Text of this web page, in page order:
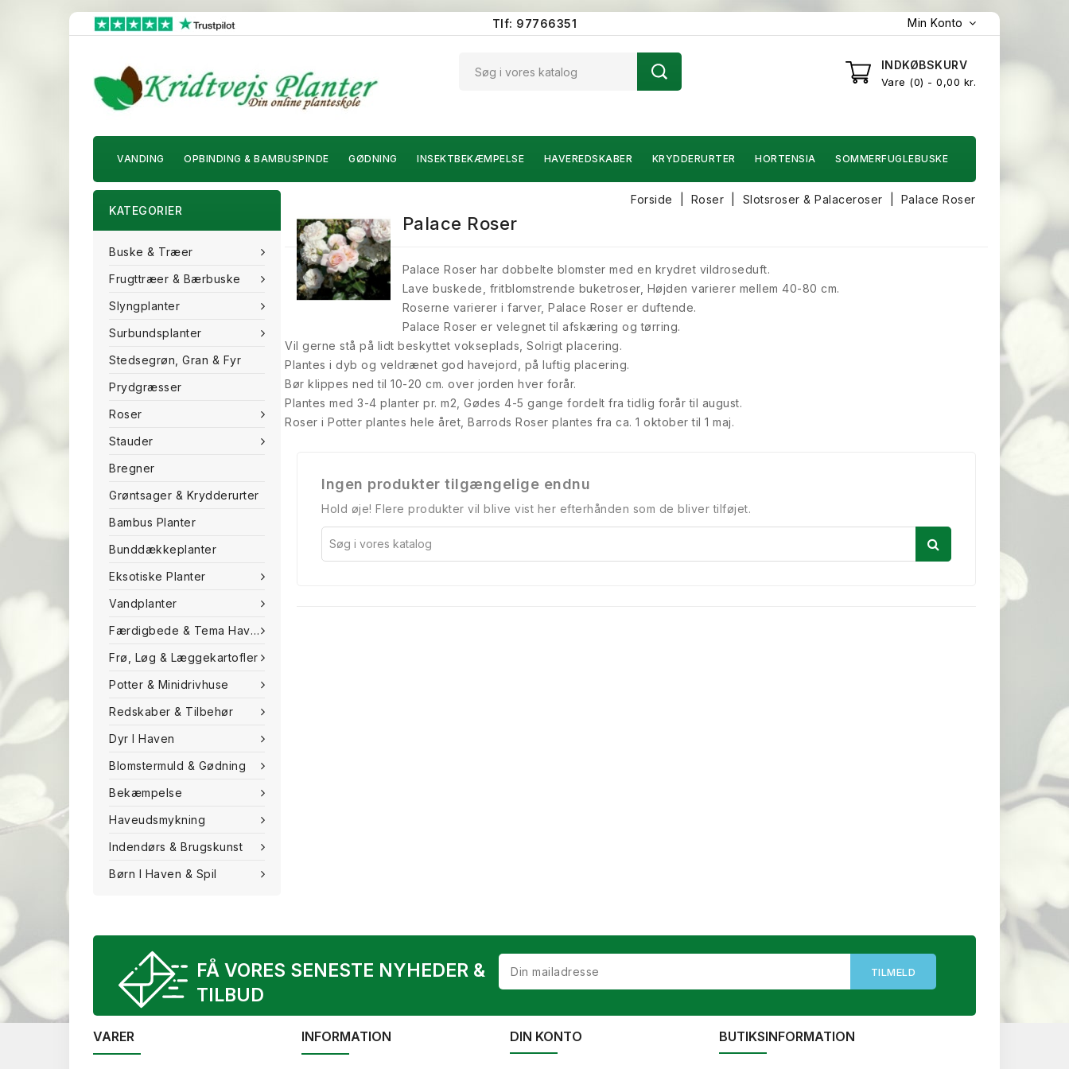
Tlf: 97766351 Min Konto
INDKØBSKURV
Vare 0 - 0,00 kr.
VANDING OPBINDING & BAMBUSPINDE GØDNING INSEKTBEKÆMPELSE HAVEREDSKABER KRYDDERURTER HORTENSIA SOMMERFUGLEBUSKE
KATEGORIER
Buske & Træer
Frugttræer & Bærbuske
Slyngplanter
Surbundsplanter
Stedsegrøn, Gran & Fyr
Prydgræsser
Roser
Stauder
Bregner
Grøntsager & Krydderurter
Bambus Planter
Bunddækkeplanter
Eksotiske Planter
Vandplanter
Færdigbede & Tema Haven
Frø, Løg & Læggekartofler
Potter & Minidrivhuse
Redskaber & Tilbehør
Dyr I Haven
Blomstermuld & Gødning
Bekæmpelse
Haveudsmykning
Indendørs & Brugskunst
Børn I Haven & Spil
Forside Roser Slotsroser & Palaceroser Palace Roser
Palace Roser
Palace Roser har dobbelte blomster med en krydret vildroseduft.
Lave buskede, fritblomstrende buketroser, Højden varierer mellem 40-80 cm.
Roserne varierer i farver, Palace Roser er duftende.
Palace Roser er velegnet til afskæring og tørring.
Vil gerne stå på lidt beskyttet vokseplads, Solrigt placering.
Plantes i dyb og veldrænet god havejord, på luftig placering.
Bør klippes ned til 10-20 cm. over jorden hver forår.
Plantes med 3-4 planter pr. m2, Gødes 4-5 gange fordelt fra tidlig forår til august.
Roser i Potter plantes hele året, Barrods Roser plantes fra ca. 1 oktober til 1 maj.
Ingen produkter tilgængelige endnu
Hold øje! Flere produkter vil blive vist her efterhånden som de bliver tilføjet.
FÅ VORES SENESTE NYHEDER &
TILBUD
VARER INFORMATION DIN KONTO BUTIKSINFORMATION